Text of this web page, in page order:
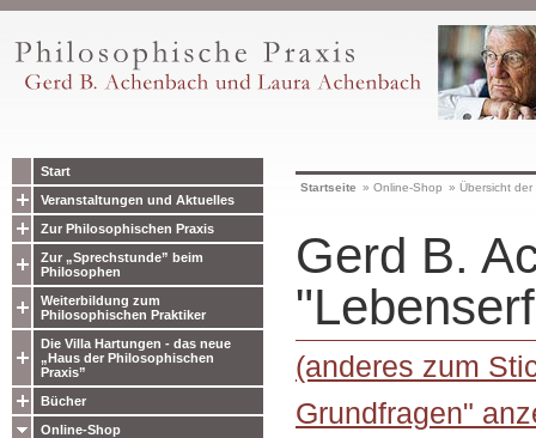
Start
Veranstaltungen und Aktuelles
Zur Philosophischen Praxis
Zur „Sprechstunde” beim
Philosophen
Weiterbildung zum
Philosophischen Praktiker
Die Villa Hartungen - das neue
„Haus der Philosophischen
Praxis”
Bücher
Online-Shop
Startseite » Online-Shop » Übersicht
Gerd B.
(anderes zum
Grundfragen"